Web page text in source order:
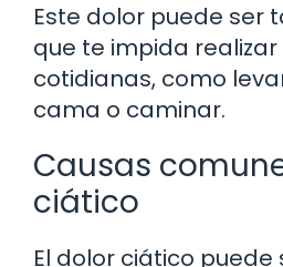
Este dolor puede ser
que te impida
cotidianas, como
cama o caminar.
Causas
ciático
El dolor ciático